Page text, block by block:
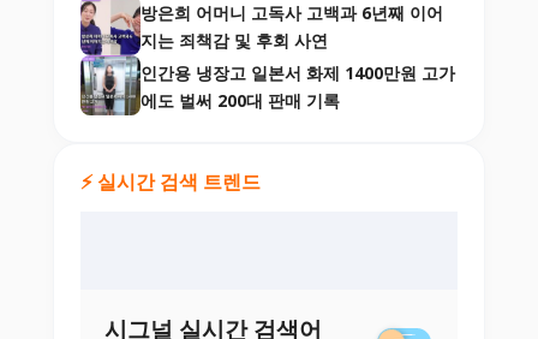
방은희 어머니 고독사 고백과 6년째 이어
지는 죄책감 및 후회 사연
인간용 냉장고 일본서 화제 1400만원 고가
에도 벌써 200대 판매 기록
⚡ 실시간 검색 트렌드